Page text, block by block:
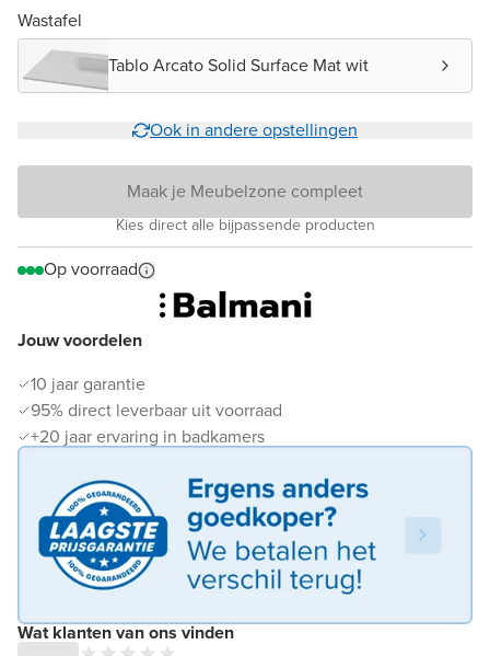
Jouw voordelen
10 jaar garantie
95% direct leverbaar uit voorraad
+20 jaar ervaring in badkamers
Wat klanten van ons vinden
Wastafel
Tablo Arcato Solid Surface Mat wit
Ook in andere opstellingen
Maak je Meubelzone compleet
Kies direct alle bijpassende producten
Op voorraad